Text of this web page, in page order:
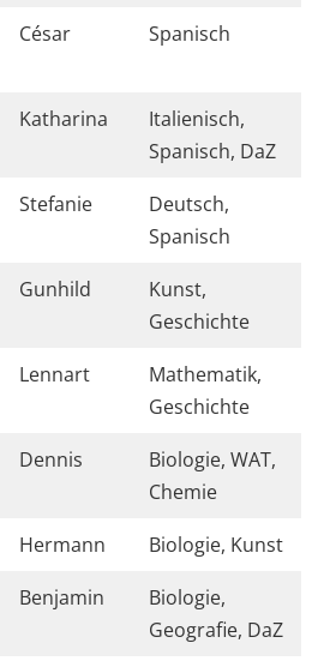
César Spanisch
Katharina
Italienisch,
Spanisch, DaZ
Stefanie
Deutsch,
Spanisch
Gunhild
Kunst,
Geschichte
Lennart
Mathematik,
Geschichte
Dennis
Biologie, WAT,
Chemie
Hermann
Biologie, Kunst
Benjamin
Biologie,
Geografie, DaZ